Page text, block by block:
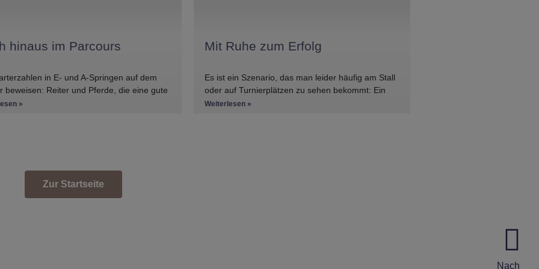
hinaus im Parcours
in E- und A-Springen auf dem
beweisen: Reiter und Pferde, die eine gute
Springen haben, gibt es
»
Mit Ruhe zum Erfolg
Es ist ein Szenario, das man leider häufig am Stall
oder auf Turnierplätzen zu sehen bekommt: Ein
Pferd weigert sich, in den Anhänger zu
Weiterlesen »
Zur Startseite
Nach